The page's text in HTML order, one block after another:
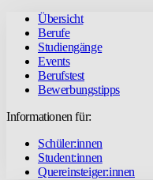
Übersicht
Berufe
Studiengänge
Events
Berufstest
Bewerbungstipps
Informationen für:
Schüler:innen
Student:innen
Quereinsteiger:innen